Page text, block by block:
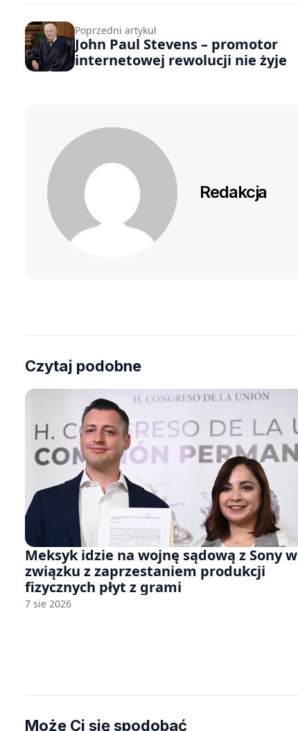
Poprzedni artykuł
John Paul Stevens – promotor
internetowej rewolucji nie żyje
Redakcja
Czytaj podobne
Meksyk idzie na wojnę sądową z Sony w
związku z zaprzestaniem produkcji
fizycznych płyt z grami
7 sie 2026
Może Ci się spodobać